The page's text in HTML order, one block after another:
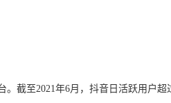
截至2021年6月，抖音日活跃用户超